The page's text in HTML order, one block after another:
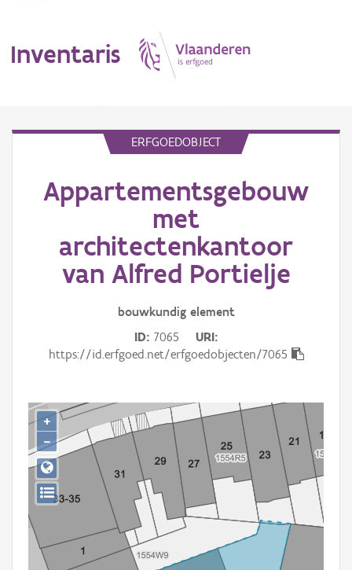
Inventaris
Erfgoedobject
Waarneming
Persoon of collectief
Hergebruik
Aanmelden
ERFGOEDOBJECT
Appartementsgebouw
met
architectenkantoor
van Alfred Portielje
bouwkundig element
ID 7065
URI
https://id.erfgoed.net/erfgoedobjecten/7065
+
−